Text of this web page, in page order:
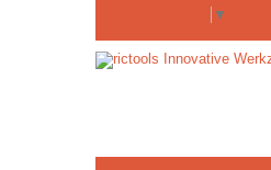
▼